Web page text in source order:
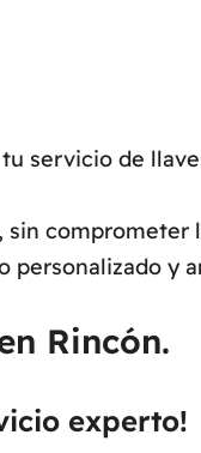
servicio de
comprometer
personalizado y
Rincón.
experto!